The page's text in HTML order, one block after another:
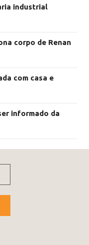
industrial
corpo de Renan
com casa e
informado da